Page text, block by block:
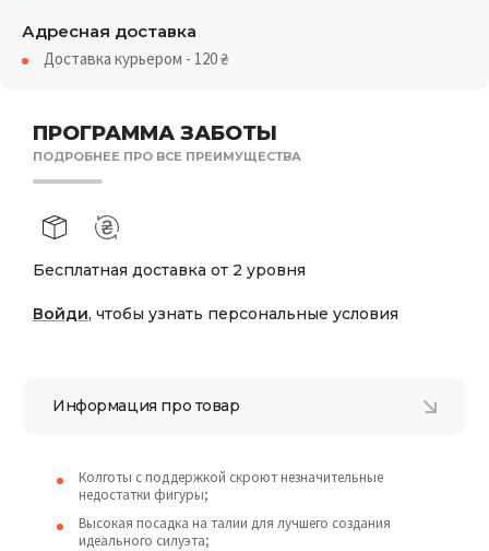
ПРОГРАММА ЗАБОТЫ
ПОДРОБНЕЕ ПРО ВСЕ ПРЕИМУЩЕСТВА
Бесплатная доставка от 2 уровня
Войди, чтобы узнать персональные условия
Адресная доставка
Доставка курьером - 120₴
Информация про товар
Колготы с поддержкой скроют незначительные
недостатки фигуры;
Высокая посадка на талии для лучшего создания
идеального силуэта;